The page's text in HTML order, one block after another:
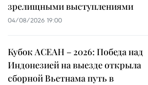
зрелищными выступлениями
04/08/2026 19:00
Кубок АСЕАН – 2026: Победа над
Индонезией на выезде открыла
сборной Вьетнама путь в